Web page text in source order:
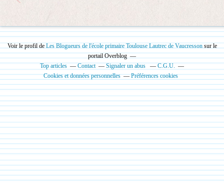
Voir le profil de Les Blogueurs de l'école primaire Toulouse Lautrec de Vaucressonsur le
portail Overblog
Top articles
Contact Signaler un abus
C.G.U.
Cookies et données personnelles
Préférences cookies